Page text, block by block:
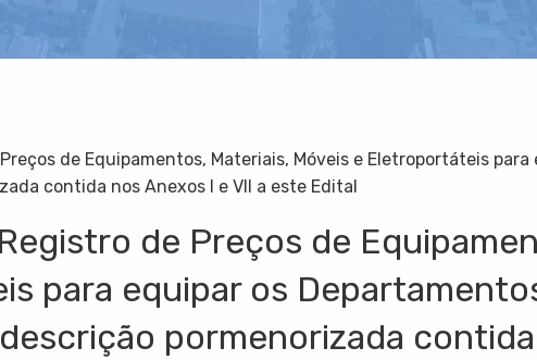
de Equipamentos, Materiais, Móveis e Eletroportáteis
contida nos Anexos I e VII a este Edital
de Preços de
para equipar os
pormenorizada